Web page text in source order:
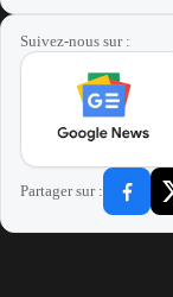
Suivez-nous sur :
Partager sur :